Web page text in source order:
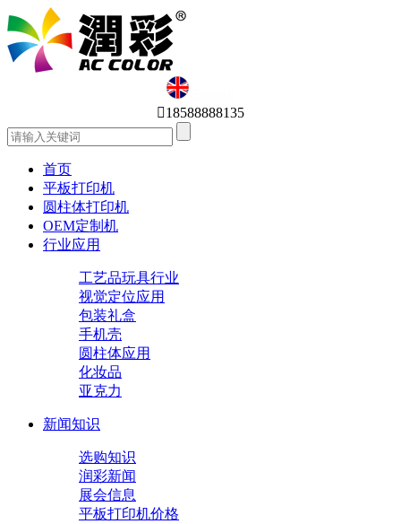
English
18588888135
首页
平板打印机
圆柱体打印机
OEM定制机
行业应用
工艺品玩具行业
视觉定位应用
包装礼盒
手机壳
圆柱体应用
化妆品
亚克力
新闻知识
选购知识
润彩新闻
展会信息
平板打印机价格